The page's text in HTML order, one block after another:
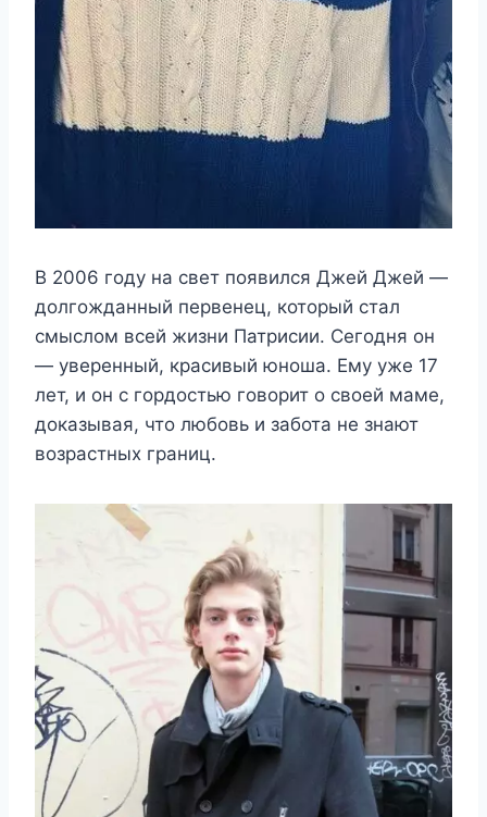
В 2006 году на свет появился Джей Джей —
долгожданный первенец, который стал
смыслом всей жизни Патрисии. Сегодня он
— уверенный, красивый юноша. Ему уже 17
лет, и он с гордостью говорит о своей маме,
доказывая, что любовь и забота не знают
возрастных границ.